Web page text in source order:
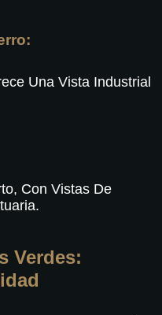
Una Vista Industrial
Con Vistas De
.
Verdes: